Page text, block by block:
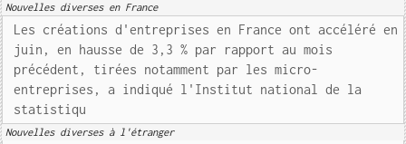
Nouvelles diverses en France
Les créations d'entreprises en France ont accéléré en
juin, en hausse de 3,3 % par rapport au mois
précédent, tirées notamment par les micro-
entreprises, a indiqué l'Institut national de la
statistiqu
Nouvelles diverses à l'étranger